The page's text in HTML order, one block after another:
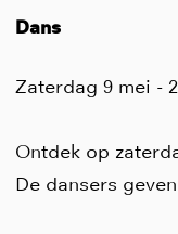
Dans
Zaterdag 9 mei -
Ontdek op
De dansers